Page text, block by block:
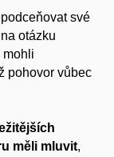
své
otázku
mohli
pohovor vůbec
měli mluvit,